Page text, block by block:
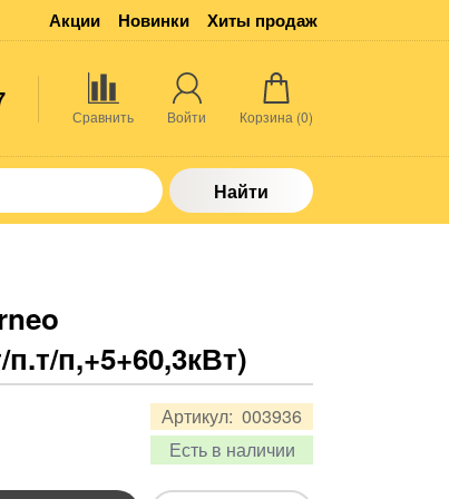
Акции Новинки Хиты продаж
Сравнить Войти Корзина (0)
Найти
п,+5+60,3кВт)
Артикул: 003936
Есть в наличии